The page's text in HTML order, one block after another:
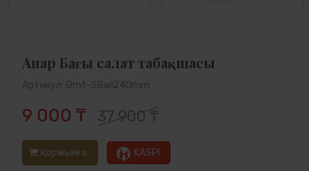
Анар Бағы cалат табақшасы
Артикул: Grnt-SBwl240mm
9 000 ₸ 37 900 ₸
Қоржынға KASPI